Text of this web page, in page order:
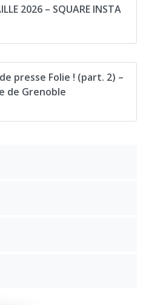
2026 – SQUARE INSTA
presse Folie ! (part. 2) –
de Grenoble